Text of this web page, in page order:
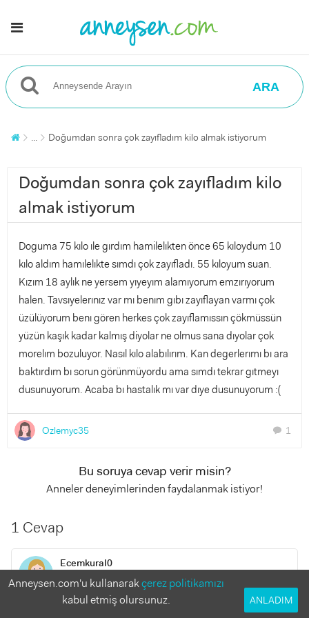
ARA
... Doğumdan sonra çok zayıfladım kilo almak istiyorum
Doğumdan sonra çok zayıfladım kilo
almak istiyorum
Doguma 75 kılo ıle gırdım hamilelıkten önce 65 kıloydum 10
kılo aldım hamılelıkte sımdı çok zayıfladı. 55 kıloyum suan.
Kızım 18 aylık ne yersem yıyeyım alamıyorum emzırıyorum
halen. Tavsıyelerınız var mı benım gıbı zayıflayan varmı çok
üzülüyorum benı gören herkes çok zayıflamıssın çökmüssün
yüzün kaşık kadar kalmış diyolar ne olmus sana dıyolar çok
morelım bozuluyor. Nasıl kılo alabılırım. Kan degerlerımı bı ara
baktırdım bı sorun görünmüyordu ama sımdı tekrar gıtmeyı
dusunuyorum. Acaba bı hastalık mı var dıye dusunuyorum :(
Ozlemyc35 chat 1
Bu soruya cevap verir misin?
Anneler deneyimlerinden faydalanmak istiyor!
1 Cevap
Ecemkural0
4 yıl önce
Anneysen.com'u kullanarakçerez politikamızı
kabul etmiş olursunuz.
ANLADIM